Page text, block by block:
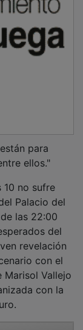
ellos."
Palacio del
las 22:00
del
revelación
con el
Vallejo
con la